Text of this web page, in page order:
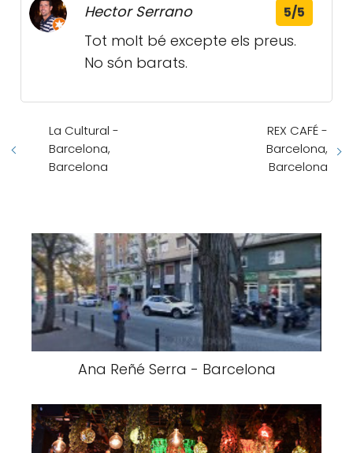
Hector Serrano 5/5
Tot molt bé excepte els preus.
No són barats.
La Cultural -
Barcelona,
Barcelona
REX CAFÉ -
Barcelona,
Barcelona
Ana Reñé Serra - Barcelona